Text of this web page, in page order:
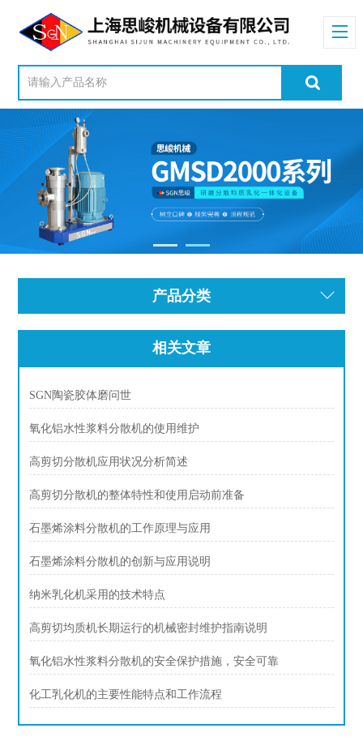
产品分类
相关文章
SGN陶瓷胶体磨问世
氧化铝水性浆料分散机的使用维护
高剪切分散机应用状况分析简述
高剪切分散机的整体特性和使用启动前准备
石墨烯涂料分散机的工作原理与应用
石墨烯涂料分散机的创新与应用说明
纳米乳化机采用的技术特点
高剪切均质机长期运行的机械密封维护指南说明
氧化铝水性浆料分散机的安全保护措施，安全可靠
化工乳化机的主要性能特点和工作流程